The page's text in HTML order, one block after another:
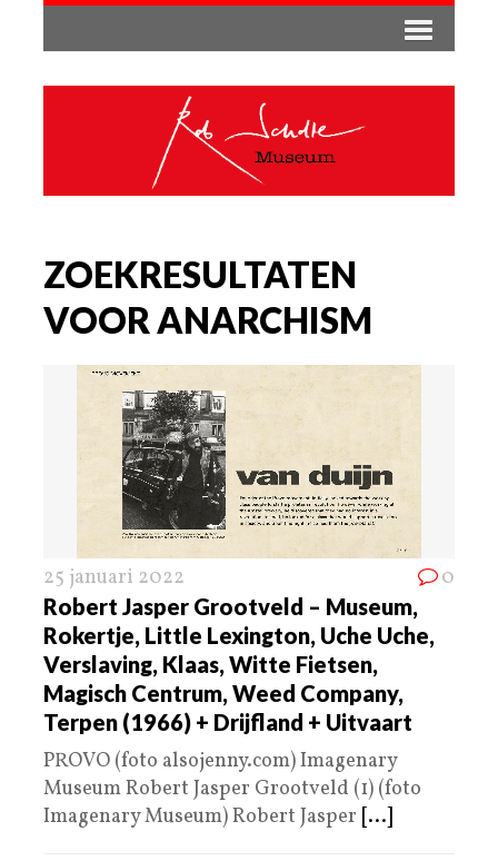
ZOEKRESULTATEN
VOOR ANARCHISM
25 januari 2022 0
Robert Jasper Grootveld – Museum,
Rokertje, Little Lexington, Uche Uche,
Verslaving, Klaas, Witte Fietsen,
Magisch Centrum, Weed Company,
Terpen (1966) + Drijfland + Uitvaart
PROVO (foto alsojenny.com) Imagenary
Museum Robert Jasper Grootveld (1) (foto
Imagenary Museum) Robert Jasper [...]